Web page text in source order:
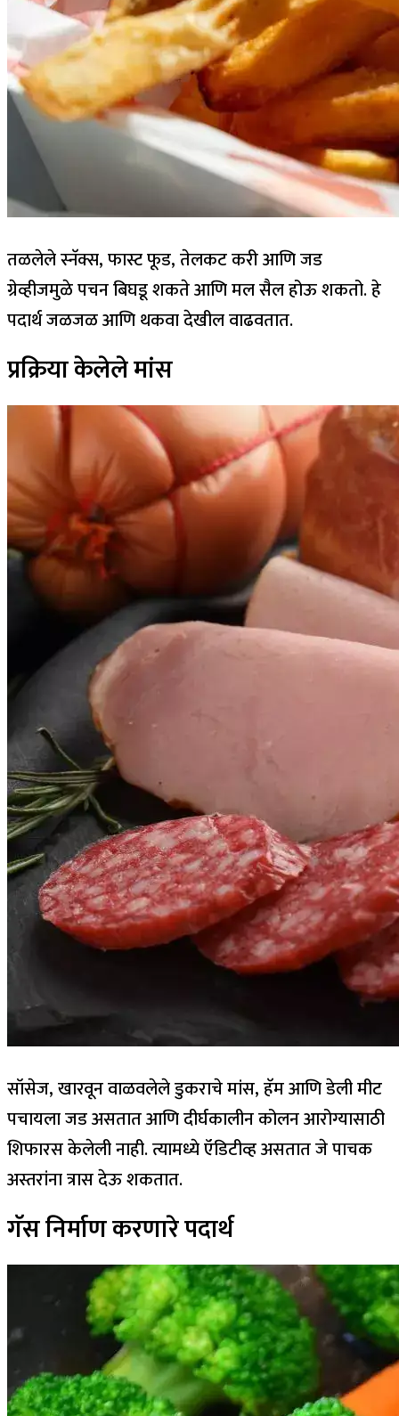
तळलेले स्नॅक्स, फास्ट फूड, तेलकट करी आणि जड
ग्रेव्हीजमुळे पचन बिघडू शकते आणि मल सैल होऊ शकतो.हे
पदार्थ जळजळ आणि थकवा देखील वाढवतात.
प्रक्रिया केलेले मांस
सॉसेज, खारवून वाळवलेले डुकराचे मांस, हॅम आणि डेली मीट
पचायला जड असतात आणि दीर्घकालीन कोलन आरोग्यासाठी
शिफारस केलेली नाही. त्यामध्ये ऍडिटीव्ह असतात जे पाचक
अस्तरांना त्रास देऊ शकतात.
गॅस निर्माण करणारे पदार्थ